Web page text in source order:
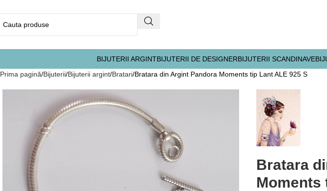
BIJUTERII ARGINTBIJUTERII DE DESIGNERBIJUTERII SCANDINAVE
Prima pagină Bijuterii Bijuterii argint Bratari Bratara din Argint Pandora Moments tip Lant ALE 925 S
Bratara
Moments